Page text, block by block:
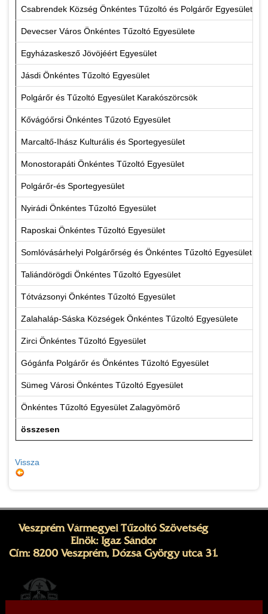
Csabrendek Község Önkéntes Tűzoltó és Polgárőr Egyesülete
Devecser Város Önkéntes Tűzoltó Egyesülete
Egyházaskesző Jövöjéért Egyesület
Jásdi Önkéntes Tűzoltó Egyesület
Polgárőr és Tűzoltó Egyesület Karakószörcsök
Kővágóőrsi Önkéntes Tűzotó Egyesület
Marcaltő-Ihász Kulturális és Sportegyesület
Monostorapáti Önkéntes Tűzoltó Egyesület
Polgárőr-és Sportegyesület
Nyirádi Önkéntes Tűzoltó Egyesület
Raposkai Önkéntes Tűzoltó Egyesület
Somlóvásárhelyi Polgárőrség és Önkéntes Tűzoltó Egyesület
Taliándörögdi Önkéntes Tűzoltó Egyesület
Tótvázsonyi Önkéntes Tűzoltó Egyesület
Zalahaláp-Sáska Községek Önkéntes Tűzoltó Egyesülete
Zirci Önkéntes Tűzoltó Egyesület
Gógánfa Polgárőr és Önkéntes Tűzoltó Egyesület
Sümeg Városi Önkéntes Tűzoltó Egyesület
Önkéntes Tűzoltó Egyesület Zalagyömörő
összesen
Vissza
Veszprém Vármegyei Tűzoltó Szövetség
Elnök: Igaz Sándor
Cím: 8200 Veszprém, Dózsa György utca 31.